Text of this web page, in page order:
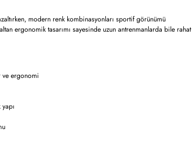
modern renk kombinasyonları sportif görünümü
ergonomik tasarımı sayesinde uzun antrenmanlarda bile rahat
ergonomi